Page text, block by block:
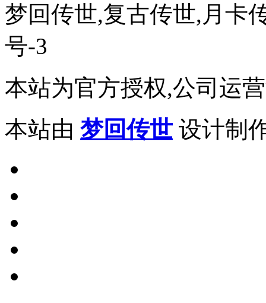
梦回传世,复古传世,月卡
号-3
本站为官方授权,公司运
本站由 梦回传世设计制